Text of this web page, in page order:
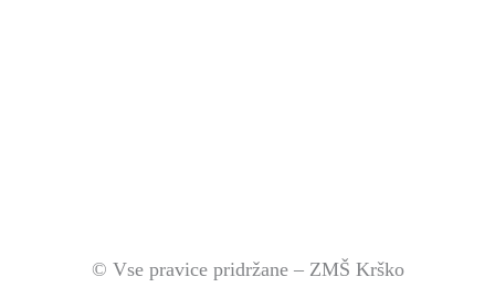
© Vse pravice pridržane – ZMŠ Krško